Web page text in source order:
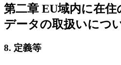
第二章 EU域内に在
データの取扱いにつ
8. 定義等